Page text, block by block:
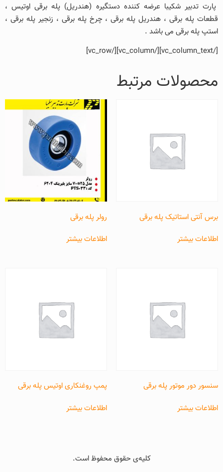
پارت تدبیر شکیبا عرضه کننده دستگیره (هندریل) پله برقی اوتیس ،
قطعات پله برقی ، هندریل پله برقی ، چرخ پله برقی ، زنجیر پله برقی ،
استپ پله برقی می باشد .
[/vc_column_text][/vc_column][/vc_row]
محصولات مرتبط
برس آنتی استاتیک پله برقی
اطلاعات بیشتر
رولر پله برقی
اطلاعات بیشتر
سنسور دور موتور پله برقی
اطلاعات بیشتر
پمپ روغنکاری اوتیس پله برقی
اطلاعات بیشتر
کلیه‌ی حقوق محفوظ است.